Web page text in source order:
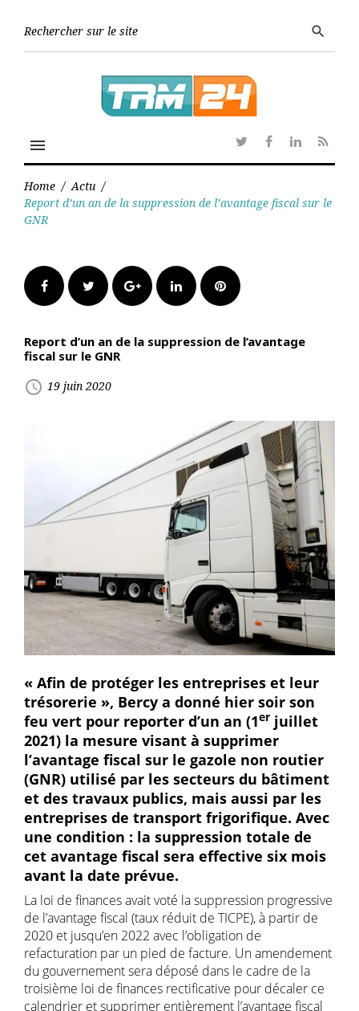
search
menu
TwitterFacebook
Linkedin
RSS
Home / Actu /
Report d’un an de la suppression de l’avantage fiscal sur le
GNR
FacebookTwitter Google+LinkedInPinterest
Report d’un an de la suppression de l’avantage
fiscal sur le GNR
access_time 19 juin 2020
« Afin de protéger les entreprises et leur
trésorerie », Bercy a donné hier soir son
feu vert pour reporter d’un an (1er juillet
2021) la mesure visant à supprimer
l’avantage fiscal sur le gazole non routier
(GNR) utilisé par les secteurs du bâtiment
et des travaux publics, mais aussi par les
entreprises de transport frigorifique. Avec
une condition : la suppression totale de
cet avantage fiscal sera effective six mois
avant la date prévue.
La loi de finances avait voté la suppression progressive
de l’avantage fiscal (taux réduit de TICPE), à partir de
2020 et jusqu’en 2022 avec l’obligation de
refacturation par un pied de facture. Un amendement
du gouvernement sera déposé dans le cadre de la
troisième loi de finances rectificative pour décaler ce
calendrier et supprimer entièrement l’avantage fiscal